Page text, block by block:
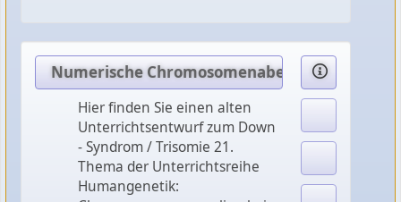
Numerische Chromosomenaberrationen am
Hier finden Sie einen alten
Unterrichtsentwurf zum Down
- Syndrom / Trisomie 21.
Thema der Unterrichtsreihe
Humangenetik: